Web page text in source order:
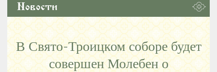
Новости
В Свято-Троицком соборе будет
совершен Молебен о